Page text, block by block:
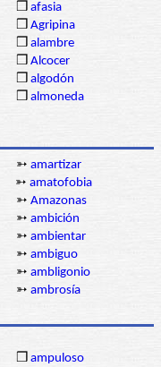
❒ afasia
❒ Agripina
❒ alambre
❒ Alcocer
❒ algodón
❒ almoneda
➳ amartizar
➳ amatofobia
➳ Amazonas
➳ ambición
➳ ambientar
➳ ambiguo
➳ ambligonio
➳ ambrosía
❒ ampuloso